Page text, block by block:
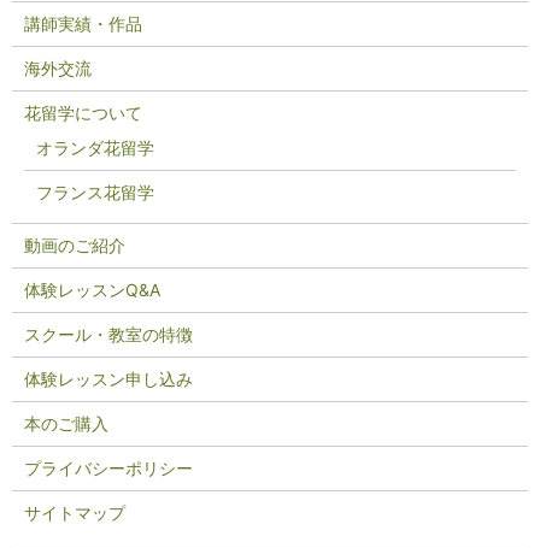
講師実績・作品
海外交流
花留学について
オランダ花留学
フランス花留学
動画のご紹介
体験レッスンQ&A
スクール・教室の特徴
体験レッスン申し込み
本のご購入
プライバシーポリシー
サイトマップ